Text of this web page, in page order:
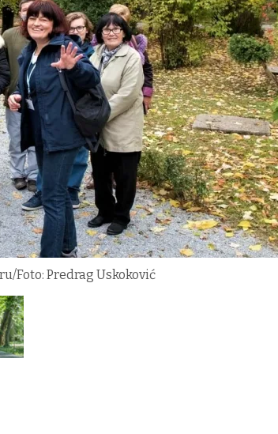
Foto: Predrag Uskoković